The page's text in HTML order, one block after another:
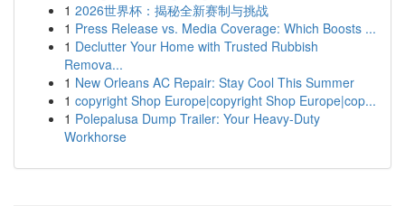
1 2026世界杯：揭秘全新赛制与挑战
1 Press Release vs. Media Coverage: Which Boosts ...
1 Declutter Your Home with Trusted Rubbish
Remova...
1 New Orleans AC Repair: Stay Cool This Summer
1 copyright Shop Europe|copyright Shop Europe|cop...
1 Polepalusa Dump Trailer: Your Heavy-Duty
Workhorse